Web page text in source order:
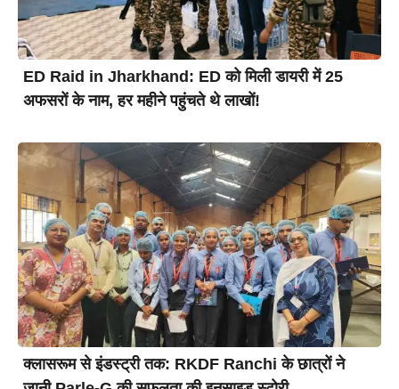
ED Raid in Jharkhand: ED को मिली डायरी में 25
अफसरों के नाम, हर महीने पहुंचते थे लाखों!
क्लासरूम से इंडस्ट्री तक: RKDF Ranchi के छात्रों ने